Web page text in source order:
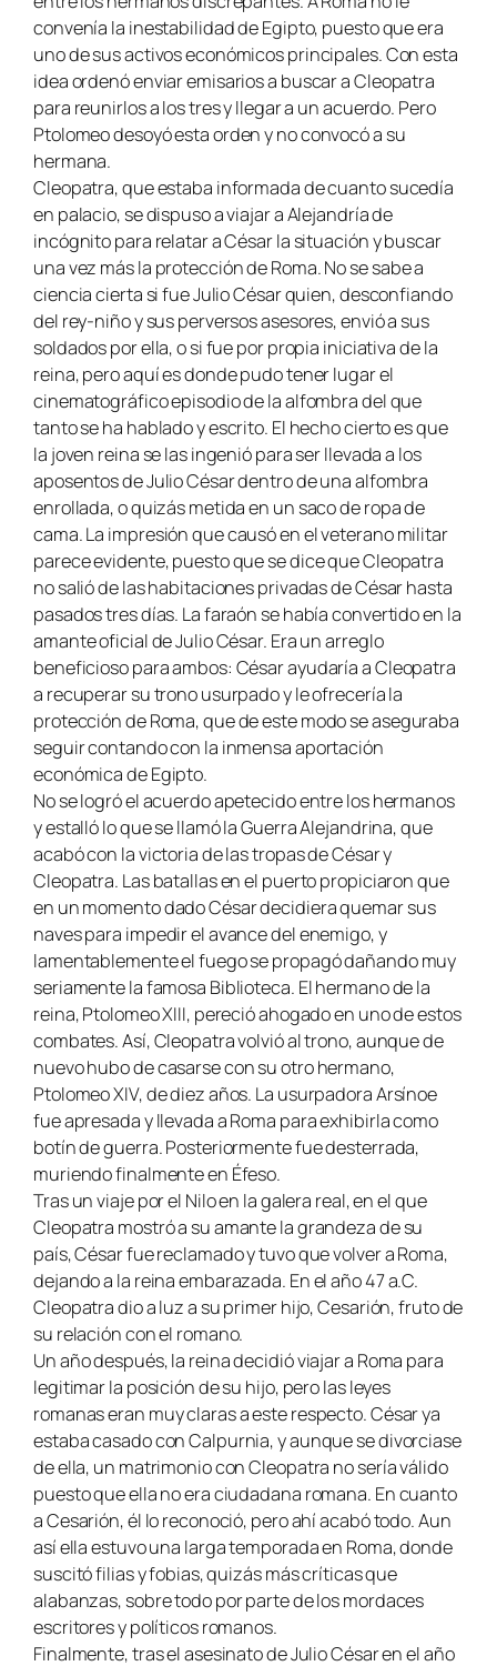
convenía la inestabilidad de Egipto, puesto que era
uno de sus activos económicos principales. Con esta
idea ordenó enviar emisarios a buscar a Cleopatra
para reunirlos a los tres y llegar a un acuerdo. Pero
Ptolomeo desoyó esta orden y no convocó a su
hermana.
Cleopatra, que estaba informada de cuanto sucedía
en palacio, se dispuso a viajar a Alejandría de
incógnito para relatar a César la situación y buscar
una vez más la protección de Roma. No se sabe a
ciencia cierta si fue Julio César quien, desconfiando
del rey-niño y sus perversos asesores, envió a sus
soldados por ella, o si fue por propia iniciativa de la
reina, pero aquí es donde pudo tener lugar el
cinematográfico episodio de la alfombra del que
tanto se ha hablado y escrito. El hecho cierto es que
la joven reina se las ingenió para ser llevada a los
aposentos de Julio César dentro de una alfombra
enrollada, o quizás metida en un saco de ropa de
cama. La impresión que causó en el veterano militar
parece evidente, puesto que se dice que Cleopatra
no salió de las habitaciones privadas de César hasta
pasados tres días. La faraón se había convertido en la
amante oficial de Julio César. Era un arreglo
beneficioso para ambos: César ayudaría a Cleopatra
a recuperar su trono usurpado y le ofrecería la
protección de Roma, que de este modo se aseguraba
seguir contando con la inmensa aportación
económica de Egipto.
No se logró el acuerdo apetecido entre los hermanos
y estalló lo que se llamó la Guerra Alejandrina, que
acabó con la victoria de las tropas de César y
Cleopatra. Las batallas en el puerto propiciaron que
en un momento dado César decidiera quemar sus
naves para impedir el avance del enemigo, y
lamentablemente el fuego se propagó dañando muy
seriamente la famosa Biblioteca. El hermano de la
reina, Ptolomeo XIII, pereció ahogado en uno de estos
combates. Así, Cleopatra volvió al trono, aunque de
nuevo hubo de casarse con su otro hermano,
Ptolomeo XIV, de diez años. La usurpadora Arsínoe
fue apresada y llevada a Roma para exhibirla como
botín de guerra. Posteriormente fue desterrada,
muriendo finalmente en Éfeso.
Tras un viaje por el Nilo en la galera real, en el que
Cleopatra mostró a su amante la grandeza de su
país, César fue reclamado y tuvo que volver a Roma,
dejando a la reina embarazada. En el año 47 a.C.
Cleopatra dio a luz a su primer hijo, Cesarión, fruto de
su relación con el romano.
Un año después, la reina decidió viajar a Roma para
legitimar la posición de su hijo, pero las leyes
romanas eran muy claras a este respecto. César ya
estaba casado con Calpurnia, y aunque se divorciase
de ella, un matrimonio con Cleopatra no sería válido
puesto que ella no era ciudadana romana. En cuanto
a Cesarión, él lo reconoció, pero ahí acabó todo. Aun
así ella estuvo una larga temporada en Roma, donde
suscitó filias y fobias, quizás más críticas que
alabanzas, sobre todo por parte de los mordaces
escritores y políticos romanos.
Finalmente, tras el asesinato de Julio César en el año